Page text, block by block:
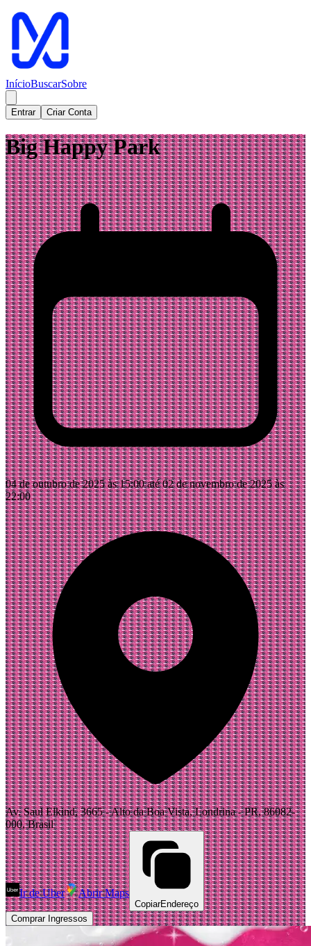
InícioBuscarSobre
Entrar Criar Conta
Big Happy Park
04 de outubro de 2025 às 15:00 até 02 de novembro de 2025 às
22:00
Av. Saul Elkind, 3665 - Alto da Boa Vista, Londrina - PR, 86082-
000, Brasil
Ir de Uber Abrir Maps
CopiarEndereço
Comprar Ingressos